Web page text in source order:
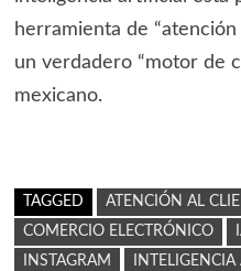
herramienta de
un verdadero “motor de
mexicano.
TAGGED ATENCIÓN AL
COMERCIO ELECTRÓNICO
INSTAGRAM